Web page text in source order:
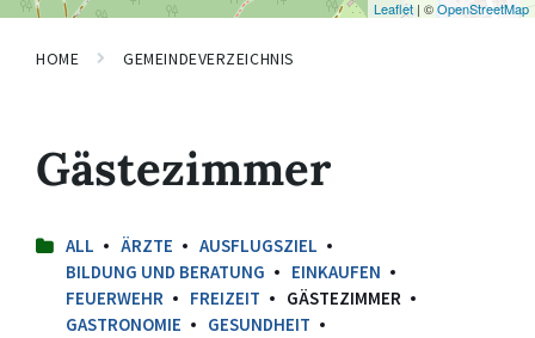
Leaflet | ©OpenStreetMap
HOME GEMEINDEVERZEICHNIS
Gästezimmer
ALL ÄRZTE
AUSFLUGSZIEL
BILDUNG UND BERATUNG
EINKAUFEN
FEUERWEHR
FREIZEIT
GÄSTEZIMMER
GASTRONOMIE
GESUNDHEIT